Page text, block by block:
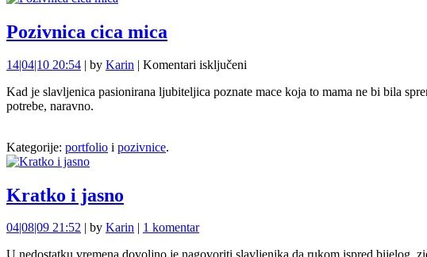
Pozivnica cica mica
14|04|10 20:54 | by Karin | Komentari isključeni
cica
Kad je slavljenica pasionirana ljubiteljica poznate mace koja to mama ne bi bila
potrebe, naravno.
Kategorije: portfolio i pozivnice.
Kratko i jasno
04|08|09 21:52 | by Karin | 1 komentar